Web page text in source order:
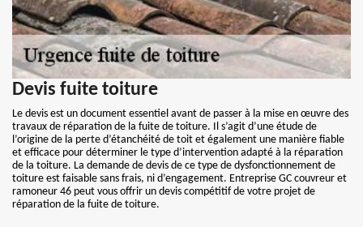
Devis fuite toiture
Le devis est un document essentiel avant de passer à la mise en œuvre des
travaux de réparation de la fuite de toiture. Il s’agit d’une étude de
l’origine de la perte d’étanchéité de toit et également une manière fiable
et efficace pour déterminer le type d’intervention adapté à la réparation
de la toiture. La demande de devis de ce type de dysfonctionnement de
toiture est faisable sans frais, ni d’engagement. Entreprise GC couvreur et
ramoneur 46 peut vous offrir un devis compétitif de votre projet de
réparation de la fuite de toiture.